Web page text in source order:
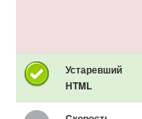
Устаревший
HTML